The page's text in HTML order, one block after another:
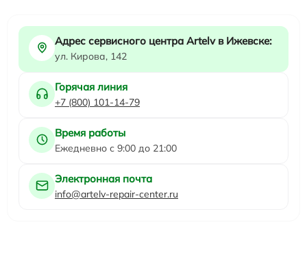
Адрес сервисного центра Artelv в Ижевске:
ул. Кирова, 142
Горячая линия
+7 (800) 101-14-79
Время работы
Ежедневно с 9:00 до 21:00
Электронная почта
info@artelv-repair-center.ru